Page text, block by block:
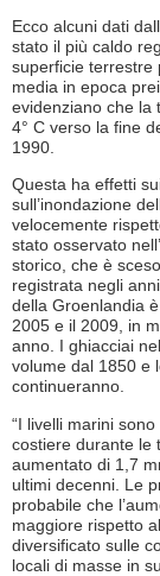
Ecco alcuni dati
stato il più caldo
superficie terrestre
media in epoca
evidenziano che la
4° C verso la fine
1990.
Questa ha effetti
sull’inondazione
velocemente
stato osservato
storico, che è
registrata negli
della Groenlandia
2005 e il 2009, in
anno. I ghiacciai
volume dal 1850 e
continueranno.
“I livelli marini
costiere durante le
aumentato di 1,7
ultimi decenni. Le
probabile che
maggiore rispetto
diversificato sulle
locali di masse in